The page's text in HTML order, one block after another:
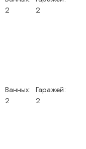
2
2
Ванных:
2
Гаражей:
2